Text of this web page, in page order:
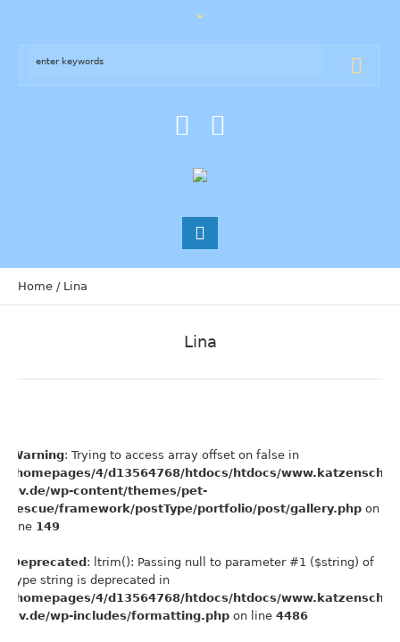
Home / Lina
Lina
Warning: Trying to access array offset on false in
/homepages/4/d13564768/htdocs/htdocs/
ev.de/wp-content/themes/pet-
rescue/framework/postType/portfolio/post/gallery.phpon
line 149
Deprecated: ltrim(): Passing null to parameter #1 ($string) of
type string is deprecated in
/homepages/4/d13564768/htdocs/htdocs/
ev.de/wp-includes/formatting.phpon line 4486